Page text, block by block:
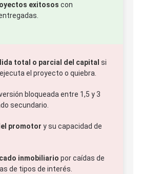
exitosos con
total o parcial del capital si
el proyecto o quiebra.
bloqueada entre 1,5 y 3
secundario.
promotor y su capacidad de
inmobiliario por caídas de
de tipos de interés.